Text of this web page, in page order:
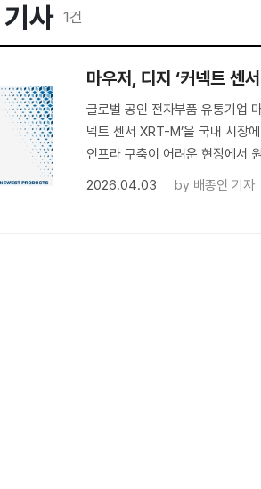
기사 1건
마우저, 디지 ‘커넥트 센
글로벌 공인 전자부품 유통기업
넥트 센서 XRT-M’을 국내 시장
인프라 구축이 어려운 현장에서
2026.04.03
by 배종인 기자